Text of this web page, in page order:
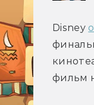
Disney
фильм